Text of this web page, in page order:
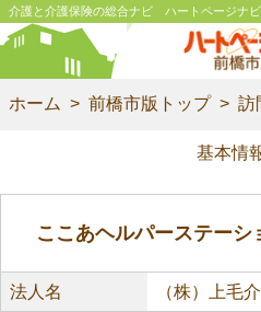
介護と介護保険の総合ナビ ハートページナ
ホーム 前橋市版トップ 訪
基本情
ここあヘルパーステーシ
法人名 （株）上毛